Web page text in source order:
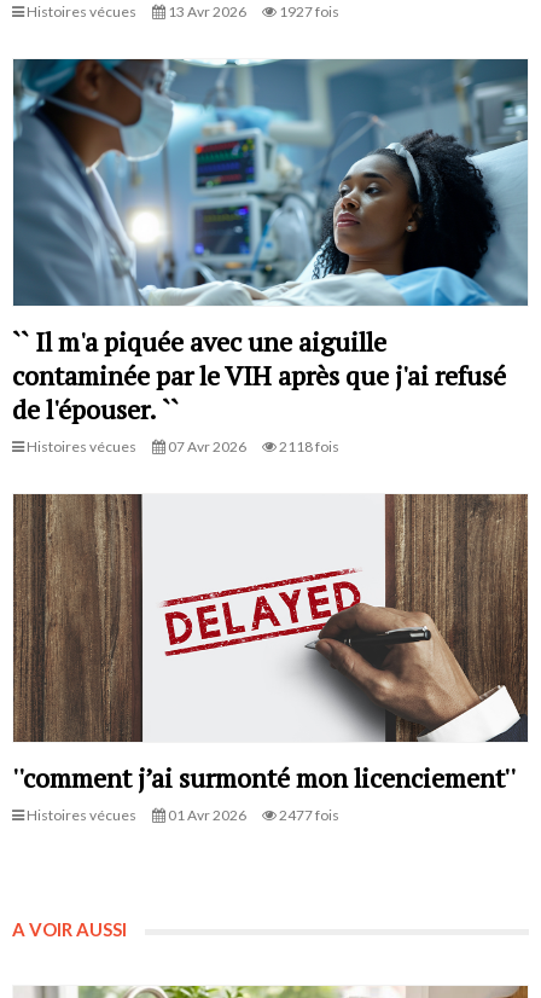
Histoires vécues 13 Avr 2026 1927 fois
`` Il m'a piquée avec une aiguille
contaminée par le VIH après que j'ai refusé
de l'épouser. ``
Histoires vécues 07 Avr 2026 2118 fois
''comment j’ai surmonté mon licenciement''
Histoires vécues 01 Avr 2026 2477 fois
A VOIR AUSSI